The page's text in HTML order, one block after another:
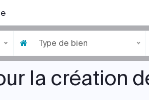
Type de bien
la création